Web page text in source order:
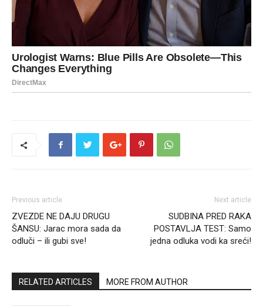
Previous article
ZVEZDE NE DAJU DRUGU
ŠANSU: Jarac mora sada da
odluči – ili gubi sve!
Next article
SUDBINA PRED RAKA
POSTAVLJA TEST: Samo
jedna odluka vodi ka sreći!
RELATED ARTICLES MORE FROM AUTHOR